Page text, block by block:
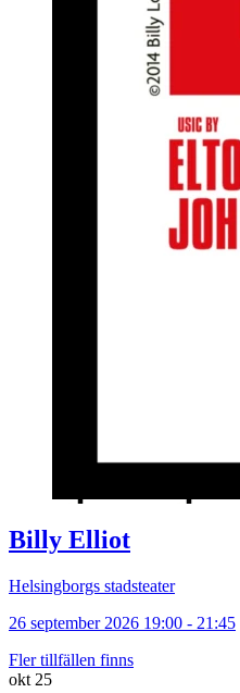
Billy Elliot
Helsingborgs stadsteater
26 september 2026 19:00 - 21:45
Fler tillfällen finns
okt 25